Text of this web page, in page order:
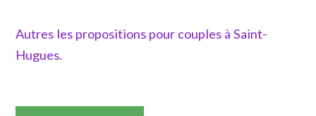
Autres les propositions pour couples à Saint-
Hugues.